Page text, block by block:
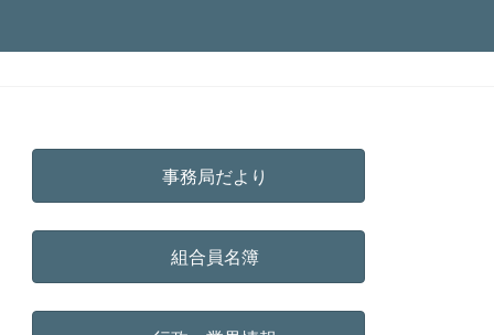
事務局だより
組合員名簿